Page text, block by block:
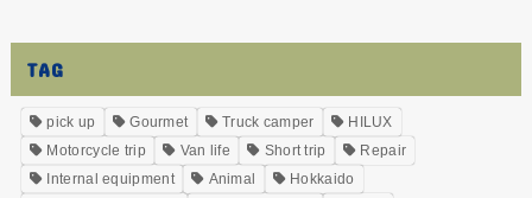
TAG
pick up Gourmet Truck camper
HILUX
Motorcycle trip
Van life Short trip
Repair
Internal equipment
Animal
Hokkaido